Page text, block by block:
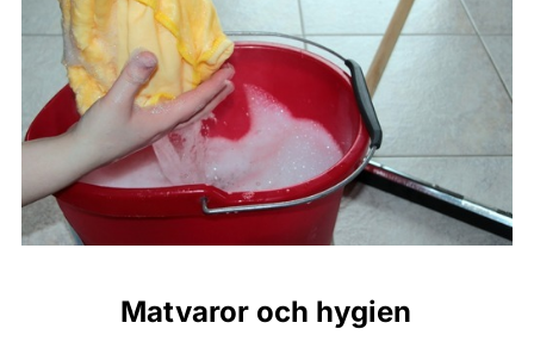
Matvaror och hygien